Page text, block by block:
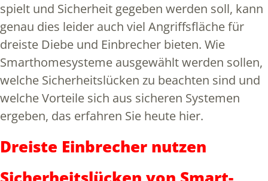
spielt und Sicherheit gegeben werden soll, kann
genau dies leider auch viel Angriffsfläche für
dreiste Diebe und Einbrecher bieten. Wie
Smarthomesysteme ausgewählt werden sollen,
welche Sicherheitslücken zu beachten sind und
welche Vorteile sich aus sicheren Systemen
ergeben, das erfahren Sie heute hier.
Dreiste Einbrecher nutzen